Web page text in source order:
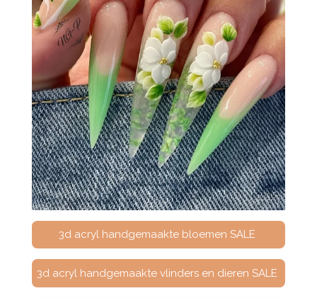
3d acryl handgemaakte bloemen SALE
3d acryl handgemaakte vlinders en dieren SALE